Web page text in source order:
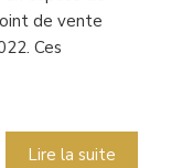
de vente
Ces
Lire la suite